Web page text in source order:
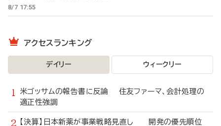
8/7 17:55
アクセスランキング
デイリー ウィークリー
米ゴッサムの報告書に反論 住友ファーマ、会計処理の
適正性強調
【決算】日本新薬が事業戦略見直し 開発の優先順位